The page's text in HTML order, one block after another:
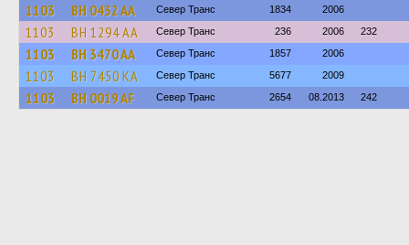
1103 BH 0432 AA Север Транс 1834 2006
1103 BH 1294 AA Север Транс 236 2006 232
1103 BH 3470 AA Север Транс 1857 2006
1103 BH 7450 KA Север Транс 5677 2009
1103 BH 0019 AF Север Транс 2654 08.2013 242